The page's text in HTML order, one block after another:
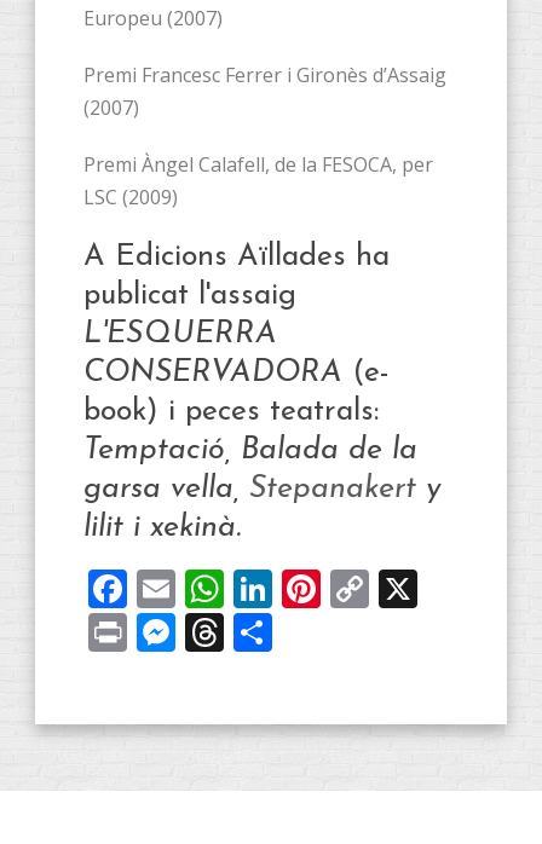
Europeu (2007)
Premi Francesc Ferrer i Gironès d’Assaig
(2007)
Premi Àngel Calafell, de la FESOCA, per
LSC (2009)
A Edicions Aïllades ha
publicat l'assaig
L'ESQUERRA
CONSERVADORA (e-
book) i peces teatrals:
Temptació,
Balada de la
garsa vella, Stepanakert y
lilit i xekinà.
Facebook
EmailWhatsApp
LinkedIn
Pinterest
Copy
PrintMessenger
Threads